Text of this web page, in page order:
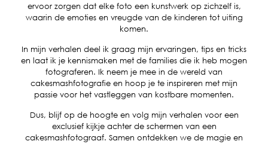
ervoor zorgen dat elke foto een kunstwerk op zichzelf is,
waarin de emoties en vreugde van de kinderen tot uiting
komen.
In mijn verhalen deel ik graag mijn ervaringen, tips en tricks
en laat ik je kennismaken met de families die ik heb mogen
fotograferen. Ik neem je mee in de wereld van
cakesmashfotografie en hoop je te inspireren met mijn
passie voor het vastleggen van kostbare momenten.
Dus, blijf op de hoogte en volg mijn verhalen voor een
exclusief kijkje achter de schermen van een
cakesmashfotograaf. Samen ontdekken we de magie en